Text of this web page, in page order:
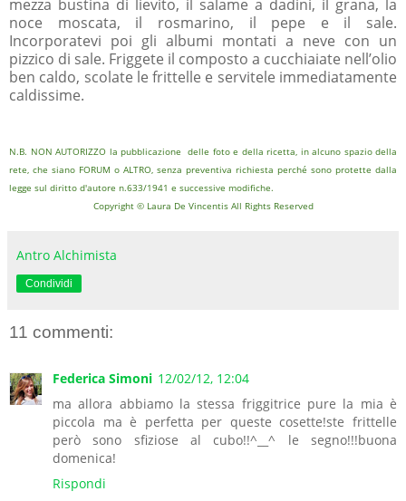
mezza bustina di lievito, il salame a dadini, il grana, la
noce moscata, il rosmarino, il pepe e il sale.
Incorporatevi poi gli albumi montati a neve con un
pizzico di sale. Friggete il composto a cucchiaiate nell’olio
ben caldo, scolate le frittelle e servitele immediatamente
caldissime.
N.B. NON AUTORIZZO la pubblicazione delle foto e della ricetta, in alcuno spazio della
rete, che siano FORUM o ALTRO, senza preventiva richiesta perché sono protette dalla
legge sul diritto d'autore n.633/1941 e successive modifiche.
Copyright © Laura De Vincentis All Rights Reserved
Antro Alchimista
Condividi
11 commenti:
Federica Simoni 12/02/12, 12:04
ma allora abbiamo la stessa friggitrice pure la mia è
piccola ma è perfetta per queste cosette!ste frittelle
però sono sfiziose al cubo!!^__^ le segno!!!buona
domenica!
Rispondi